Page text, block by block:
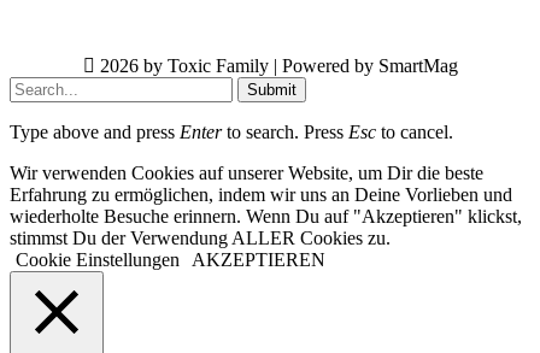
2026 by Toxic Family | Powered by SmartMag
Submit
Type above and press Enterto search. Press Esc to cancel.
Wir verwenden Cookies auf unserer Website, um Dir die beste
Erfahrung zu ermöglichen, indem wir uns an Deine Vorlieben und
wiederholte Besuche erinnern. Wenn Du auf "Akzeptieren" klickst,
stimmst Du der Verwendung ALLER Cookies zu.
Cookie Einstellungen
AKZEPTIEREN